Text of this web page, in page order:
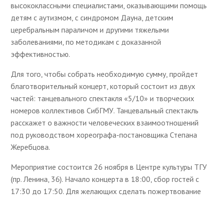
высококлассными специалистами, оказывающими помощь
детям с аутизмом, с синдромом Дауна, детским
церебральным параличом и другими тяжелыми
заболеваниями, по методикам с доказанной
эффективностью.
Для того, чтобы собрать необходимую сумму, пройдет
благотворительный концерт, который состоит из двух
частей: танцевального спектакля «5/10» и творческих
номеров коллективов СибГМУ. Танцевальный спектакль
расскажет о важности человеческих взаимоотношений
под руководством хореографа-постановщика Степана
Жеребцова.
Мероприятие состоится 26 ноября в Центре культуры ТГУ
(пр. Ленина, 36). Начало концерта в 18:00, сбор гостей с
17:30 до 17:50. Для желающих сделать пожертвование